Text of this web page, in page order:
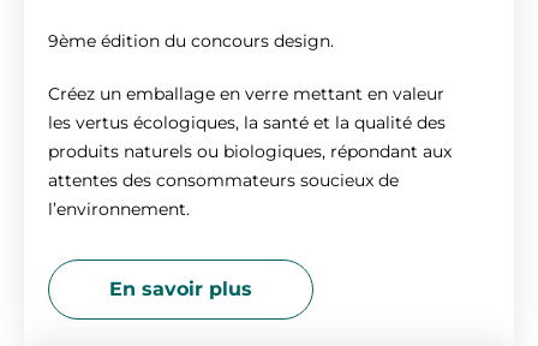
9ème édition du concours design.
Créez un emballage en verre mettant en valeur
les vertus écologiques, la santé et la qualité des
produits naturels ou biologiques, répondant aux
attentes des consommateurs soucieux de
l’environnement.
En savoir plus